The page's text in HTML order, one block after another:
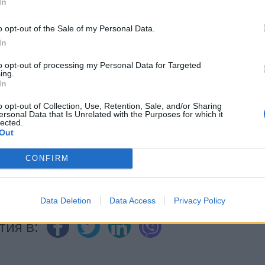
opt-out of the Sale of my Personal Data.
opt-out of processing my Personal Data for Targeted
opt-out of Collection, Use, Retention, Sale, and/or Sharing
Data that Is Unrelated with the Purposes for which it
CONFIRM
Data Deletion Data Access Privacy Policy
НОВИНИ »
Последвайте ни във
ВЪВ facebook
в: